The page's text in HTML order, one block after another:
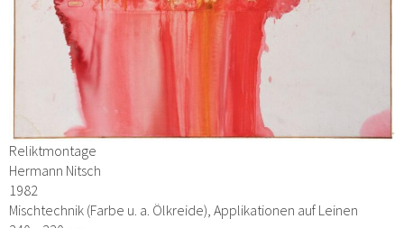
Reliktmontage
Hermann Nitsch
1982
Mischtechnik (Farbe u. a. Ölkreide), Applikationen auf Leinen